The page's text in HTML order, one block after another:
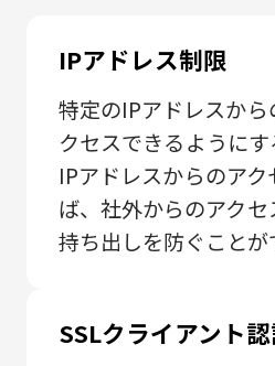
IPアドレス制限
特定のIPアドレスか
クセスできるように
IPアドレスからのア
ば、社外からのアク
持ち出しを防ぐことが
SSLクライアント